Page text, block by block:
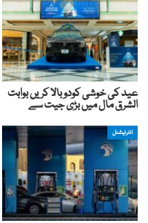
عید کی خوشی کودوبالا کریں بوابت
الشرق مال میں بڑی جیت سے
انٹرنیشنل